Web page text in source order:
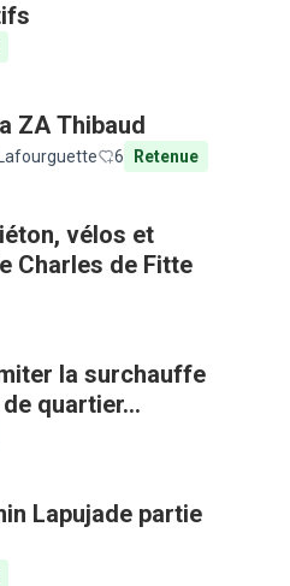
ZA Thibaud
6 Retenue
vélos et
Charles de Fitte
la surchauffe
quartier...
Lapujade partie